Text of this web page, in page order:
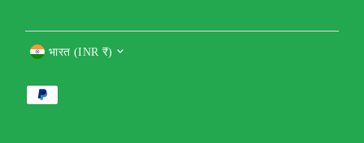
भारत (INR ₹)